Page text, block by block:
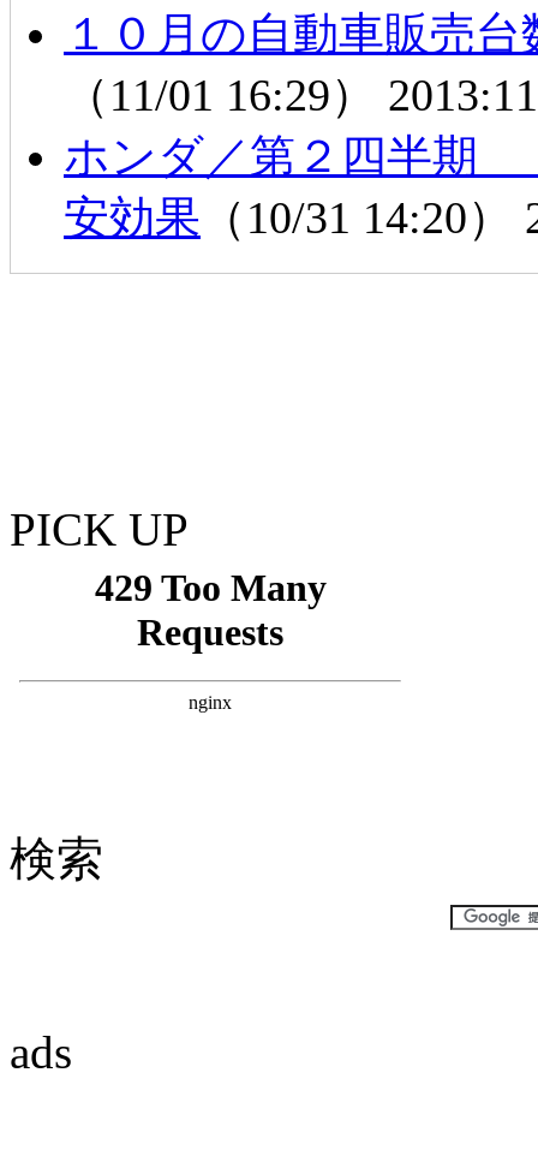
１０月の自動車販売
（11/01 16:29）
ホンダ／第２四半
安効果 （10/31 14:20）
PICK UP
検索
ads